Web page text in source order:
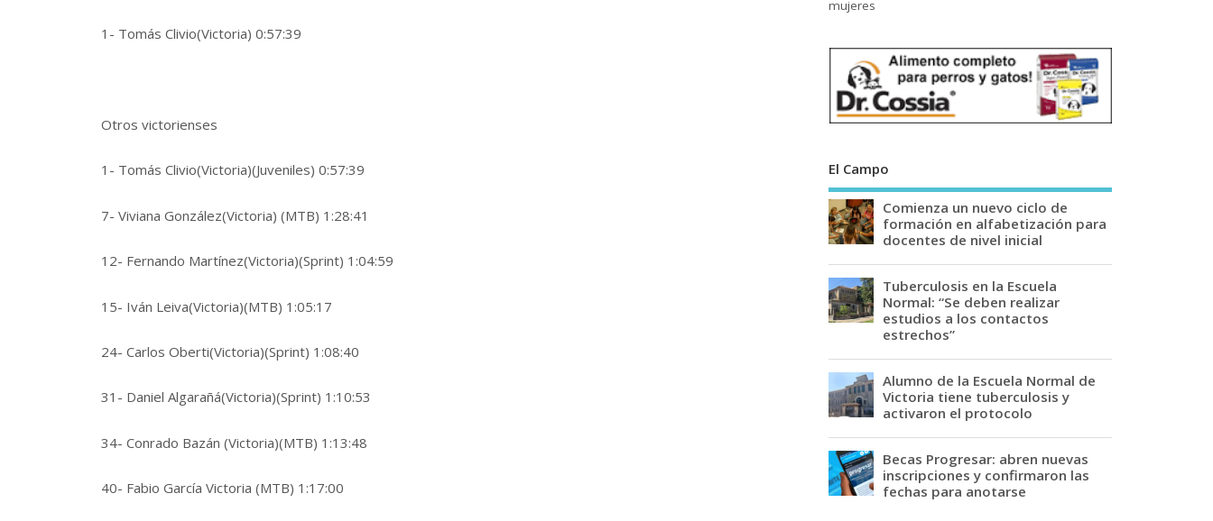
1- Tomás Clivio(Victoria) 0:57:39
Otros victorienses
1- Tomás Clivio(Victoria)(Juveniles) 0:57:39
7- Viviana González(Victoria) (MTB) 1:28:41
12- Fernando Martínez(Victoria)(Sprint) 1:04:59
15- Iván Leiva(Victoria)(MTB) 1:05:17
24- Carlos Oberti(Victoria)(Sprint) 1:08:40
31- Daniel Algarañá(Victoria)(Sprint) 1:10:53
34- Conrado Bazán (Victoria)(MTB) 1:13:48
40- Fabio García Victoria (MTB) 1:17:00
El Campo
Comienza un nuevo ciclo de
formación en alfabetización para
docentes de nivel inicial
Tuberculosis en la Escuela
Normal: “Se deben realizar
estudios a los contactos
estrechos”
Alumno de la Escuela Normal de
Victoria tiene tuberculosis y
activaron el protocolo
Becas Progresar: abren nuevas
inscripciones y confirmaron las
fechas para anotarse